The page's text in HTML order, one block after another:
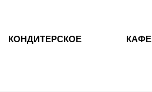
КОНДИТЕРСКОЕ КАФЕ